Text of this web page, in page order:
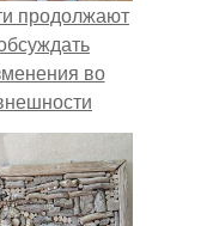
продолжают
во
актрисы.